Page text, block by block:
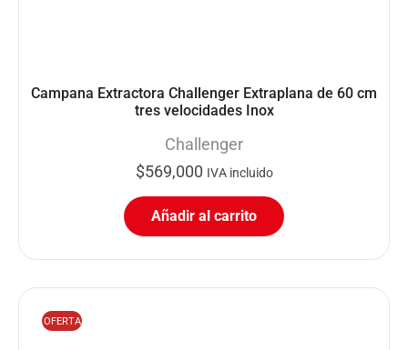
Campana Extractora Challenger Extraplana de 60 cm
tres velocidades Inox
Challenger
$569,000 IVA incluido
Añadir al carrito
OFERTA